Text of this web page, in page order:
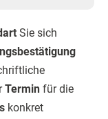
Sie sich
Termin für die
konkret